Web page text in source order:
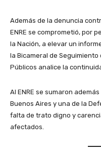
Además de la denuncia
ENRE se comprometió, por
la Nación, a elevar un
la Bicameral de
Públicos analice la
Al ENRE se sumaron
Buenos Aires y una de la
falta de trato digno y
afectados.